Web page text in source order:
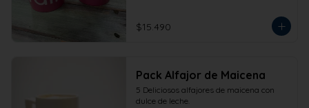
$15.490
Pack Alfajor de Maicena
5 Deliciosos alfajores de maicena con
dulce de leche.